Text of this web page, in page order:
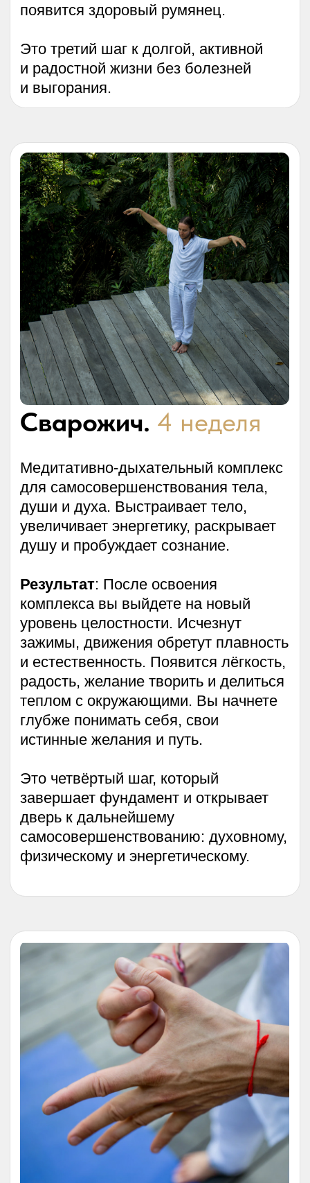
Автор книги «Звук безмолвия»;
Более 30 тыс учеников в 26 странах;
Международный ЗОЖ лидер;
Обучаются звезды, спортсмены, врачи;
Член Российской общественной
организации СКВРиЗ;
Тибетской йоги и йоги Сиддхов;
Тариф
Долголет
3 теоретических занятий с Дмитрием
Лапшиновым
Комплекс упражнений «Булат»,
«Вейга», «Долголет»
9 занятий в группе
Отработка трех комплексов, ответы
Доступ к чату с поддержкой
инструкторов
+ Методичка по всем упражнениям
курса «Энергия жизни»
+ Трекер практик (дневник для
+ 3 практики с инструктором йога-
Доступ 4 месяца с даты начала курса
БОНУС: модуль «Дыхание жизни»
— предварительное обучение,
которое научит вас работе со
своим дыханием, что станет
важным этапом во время изучения
практик основного курса. Старт 4
26 900₽
Участвовать
Варианты участия